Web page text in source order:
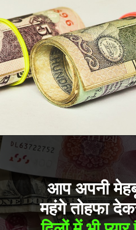
Opening https://
आप अपनी
महंगे तोहफा